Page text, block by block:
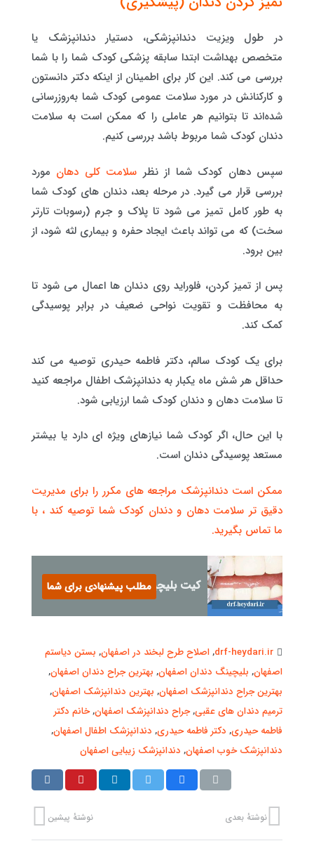
در طول ویزیت دندانپزشکی، دستیار دندانپزشک یا
متخصص بهداشت ابتدا سابقه پزشکی کودک شما را با شما
بررسی می کند. این کار برای اطمینان از اینکه دکتر دانستون
و کارکنانش در مورد سلامت عمومی کودک شما به‌روزرسانی
شده‌اند تا بتوانیم هر عاملی را که ممکن است به سلامت
دندان کودک شما مربوط باشد بررسی کنیم.
سپس دهان کودک شما از نظر سلامت کلی دهان مورد
بررسی قرار می گیرد. در مرحله بعد، دندان های کودک شما
به طور کامل تمیز می شود تا پلاک و جرم (رسوبات تارتر
سخت) که می تواند باعث ایجاد حفره و بیماری لثه شود، از
بین برود.
پس از تمیز کردن، فلوراید روی دندان ها اعمال می شود تا
به محافظت و تقویت نواحی ضعیف در برابر پوسیدگی
کمک کند.
برای یک کودک سالم، دکتر فاطمه حیدری توصیه می کند
حداقل هر شش ماه یکبار به دندانپزشک اطفال مراجعه کنید
تا سلامت دهان و دندان کودک شما ارزیابی شود.
با این حال، اگر کودک شما نیازهای ویژه ای دارد یا بیشتر
مستعد پوسیدگی دندان است.
ممکن است دندانپزشک مراجعه های مکرر را برای مدیریت
دقیق تر سلامت دهان و دندان کودک شما توصیه کند ، با
ما تماس بگیرید.
کیت بلیچینگ دندان چیست؟
مطلب پیشنهادی برای شما
drf-heydari.ir
,اصلاح طرح لبخند در اصفهان, بستن دیاستم
اصفهان, بلیچینگ دندان اصفهان, بهترین جراح دندان اصفهان,
بهترین جراح دندانپزشک اصفهان, بهترین دندانپزشک اصفهان,
ترمیم دندان های عقبی,جراح دندانپزشک اصفهان,خانم دکتر
فاطمه حیدری, دکتر فاطمه حیدری, دندانپزشک اطفال اصفهان,
دندانپزشک خوب اصفهان, دندانپزشک زیبایی اصفهان
نوشتهٔ پیشین نوشتهٔ بعدی